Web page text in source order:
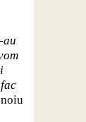
au